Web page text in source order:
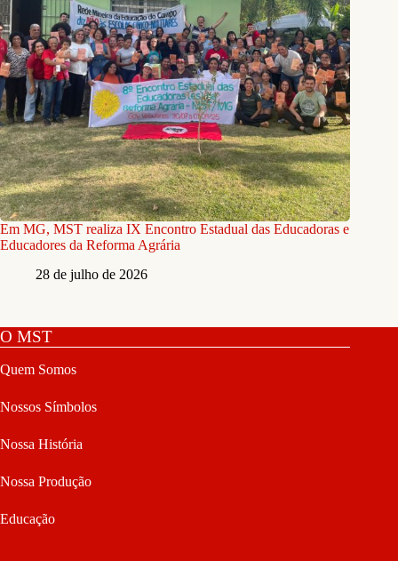
Em MG, MST realiza IX Encontro Estadual das Educadoras e
Educadores da Reforma Agrária
28 de julho de 2026
O MST
Quem Somos
Nossos Símbolos
Nossa História
Nossa Produção
Educação